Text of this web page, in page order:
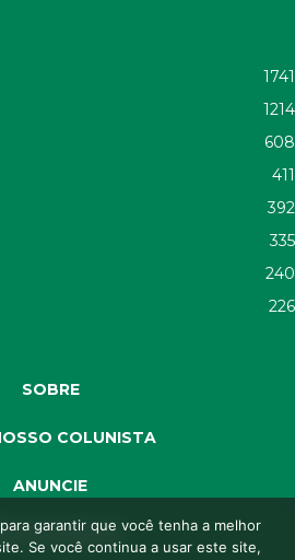
1741
1214
608
411
392
335
240
226
SOBRE
COLUNISTA
ANUNCIE
APOIADOR
garantir que você tenha a melhor
Se você continua a usar este site,